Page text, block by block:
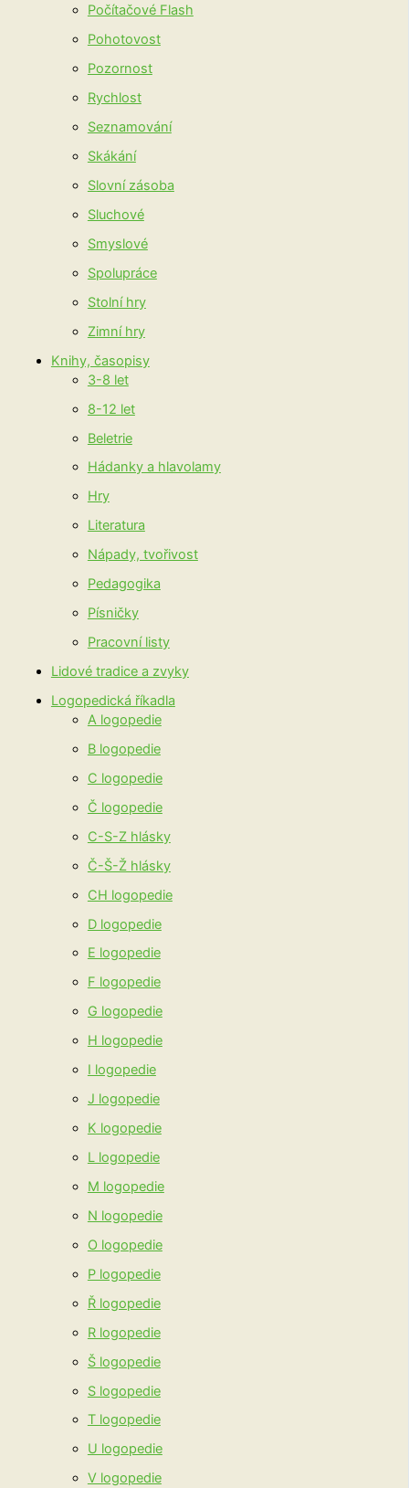
Počítačové Flash
Pohotovost
Pozornost
Rychlost
Seznamování
Skákání
Slovní zásoba
Sluchové
Smyslové
Spolupráce
Stolní hry
Zimní hry
Knihy, časopisy
3-8 let
8-12 let
Beletrie
Hádanky a hlavolamy
Hry
Literatura
Nápady, tvořivost
Pedagogika
Písničky
Pracovní listy
Lidové tradice a zvyky
Logopedická říkadla
A logopedie
B logopedie
C logopedie
Č logopedie
C-S-Z hlásky
Č-Š-Ž hlásky
CH logopedie
D logopedie
E logopedie
F logopedie
G logopedie
H logopedie
I logopedie
J logopedie
K logopedie
L logopedie
M logopedie
N logopedie
O logopedie
P logopedie
Ř logopedie
R logopedie
Š logopedie
S logopedie
T logopedie
U logopedie
V logopedie